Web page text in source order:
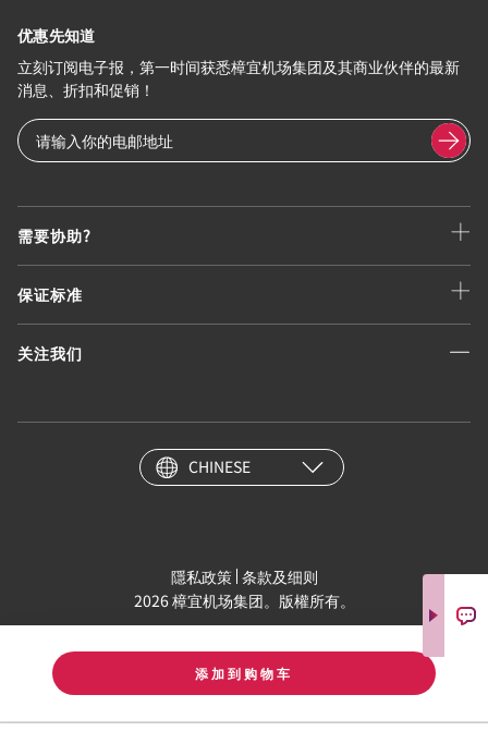
添加到购物车
需要协助?
保证标准
关注我们
优惠先知道
立刻订阅电子报，第一时间获悉樟宜机场集团及其商业伙伴的最新
消息、折扣和促销！
CHINESE
隱私政策 条款及细则
2026 樟宜机场集团。版權所有。